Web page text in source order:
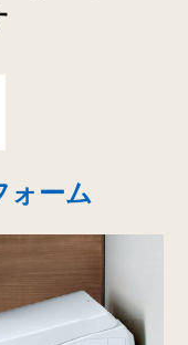
ォーム